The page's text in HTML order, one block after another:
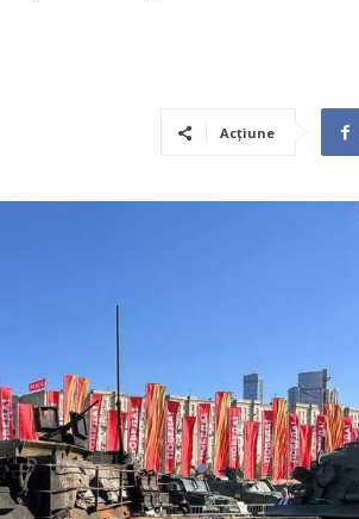
Acțiune